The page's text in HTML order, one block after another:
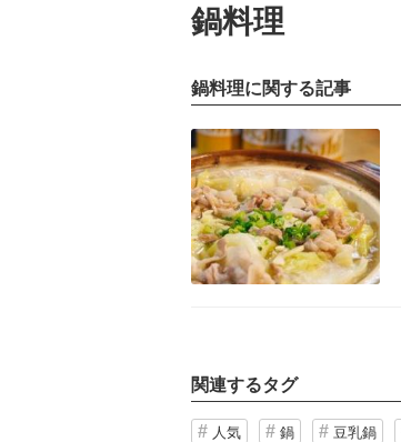
鍋料理
鍋料理に関する記事
関連するタグ
人気 鍋 豆乳鍋